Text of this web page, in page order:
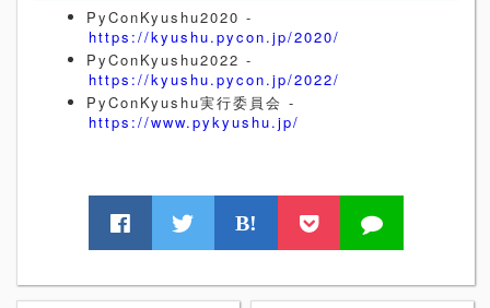
PyConKyushu2020 -
https://kyushu.pycon.jp/2020/
PyConKyushu2022 -
https://kyushu.pycon.jp/2022/
PyConKyushu実行委員会 -
https://www.pykyushu.jp/
B!